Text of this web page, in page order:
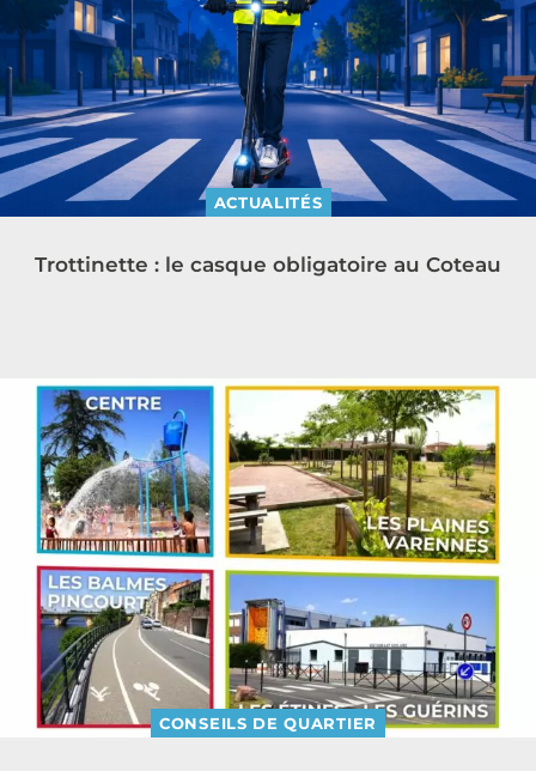
ACTUALITÉS
Trottinette : le casque obligatoire au Coteau
CONSEILS DE QUARTIER